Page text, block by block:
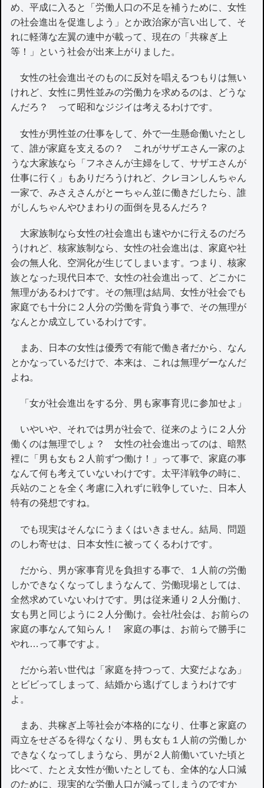
め、平成に入ると「労働人口の不足を補うために、女性
の社会進出を促進しよう」とか政治家が言い出して、そ
れに軽薄な左翼の連中が載って、現在の「共稼ぎ上
等！」という社会が出来上がりました。
女性の社会進出そのものに反対を唱えるつもりは無い
けれど、女性に男性並みの労働力を求めるのは、どうな
んだろ？ って昭和なジジイは考えるわけです。
女性が男性並の仕事をして、外で一生懸命働いたとし
て、誰が家庭を支えるの？ これがサザエさん一家のよ
うな大家族なら「フネさんが主婦をして、サザエさんが
仕事に行く」もありだろうけれど、クレヨンしんちゃん
一家で、みさえさんがとーちゃん並に働きだしたら、誰
がしんちゃんやひまわりの面倒を見るんだろ？
大家族制なら女性の社会進出も速やかに行えるのだろ
うけれど、核家族制なら、女性の社会進出は、家庭や社
会の無人化、空洞化が生じてしまいます。つまり、核家
族となった現代日本で、女性の社会進出って、どこかに
無理があるわけです。その無理は結局、女性が社会でも
家庭でも十分に２人分の労働を背負う事で、その無理が
なんとか成立しているわけです。
まあ、日本の女性は優秀で有能で働き者だから、なん
とかなっているだけで、本来は、これは無理ゲーなんだ
よね。
「女が社会進出をする分、男も家事育児に参加せよ」
いやいや、それでは男が社会で、従来のように２人分
働くのは無理でしょ？ 女性の社会進出ってのは、暗黙
裡に「男も女も２人前ずつ働け！」って事で、家庭の事
なんて何も考えていないわけです。太平洋戦争の時に、
兵站のことを全く考慮に入れずに戦争していた、日本人
特有の発想ですね。
でも現実はそんなにうまくはいきません。結局、問題
のしわ寄せは、日本女性に被ってくるわけです。
だから、男が家事育児を負担する事で、１人前の労働
しかできなくなってしまうなんて、労働現場としては、
全然求めていないわけです。男は従来通り２人分働け、
女も男と同じように２人分働け。会社/社会は、お前らの
家庭の事なんて知らん！ 家庭の事は、お前らで勝手に
やれ…って事ですよ。
だから若い世代は「家庭を持つって、大変だよなあ」
とビビってしまって、結婚から逃げてしまうわけです
よ。
まあ、共稼ぎ上等社会が本格的になり、仕事と家庭の
両立をせざるを得なくなり、男も女も１人前の労働しか
できなくなってしまうなら、男が２人前働いていた頃と
比べて、たとえ女性が働いたとしても、全体的な人口減
のために、現実的な労働人口が減ってしまうのですか